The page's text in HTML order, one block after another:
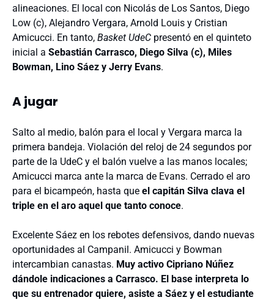
alineaciones. El local con Nicolás de Los Santos, Diego
Low (c), Alejandro Vergara, Arnold Louis y Cristian
Amicucci. En tanto, Basket UdeC presentó en el quinteto
inicial a Sebastián Carrasco, Diego Silva (c), Miles
Bowman, Lino Sáez y Jerry Evans.
A jugar
Salto al medio, balón para el local y Vergara marca la
primera bandeja. Violación del reloj de 24 segundos por
parte de la UdeC y el balón vuelve a las manos locales;
Amicucci marca ante la marca de Evans. Cerrado el aro
para el bicampeón, hasta que el capitán Silva clava el
triple en el aro aquel que tanto conoce.
Excelente Sáez en los rebotes defensivos, dando nuevas
oportunidades al Campanil. Amicucci y Bowman
intercambian canastas. Muy activo Cipriano Núñez
dándole indicaciones a Carrasco. El base interpreta lo
que su entrenador quiere, asiste a Sáez y el estudiante